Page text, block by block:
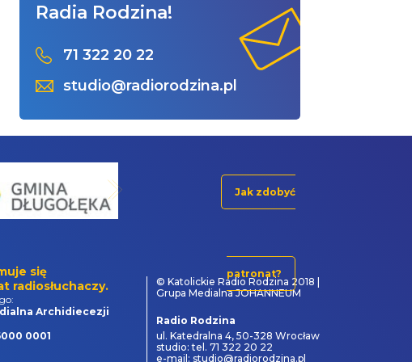
Radia Rodzina!
71 322 20 22
studio@radiorodzina.pl
Jak zdobyć
patronat?
się
radiosłuchaczy.
Archidiecezji
0001
© Katolickie Radio Rodzina 2018 |
Grupa Medialna JOHANNEUM
Radio Rodzina
ul. Katedralna 4, 50-328 Wrocław
studio: tel. 71 322 20 22
e-mail: studio@radiorodzina.pl